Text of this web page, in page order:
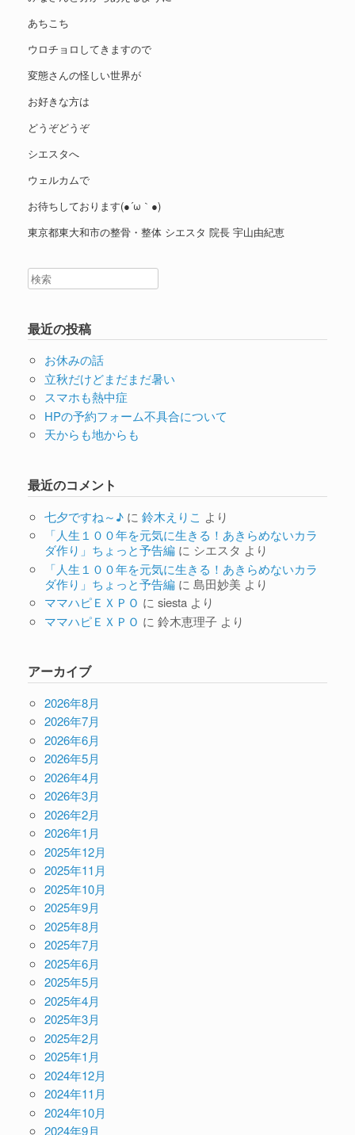
あちこち
ウロチョロしてきますので
変態さんの怪しい世界が
お好きな方は
どうぞどうぞ
シエスタへ
ウェルカムで
お待ちしております(●´ω｀●)
東京都東大和市の整骨・整体 シエスタ 院長 宇山由紀恵
最近の投稿
お休みの話
立秋だけどまだまだ暑い
スマホも熱中症
HPの予約フォーム不具合について
天からも地からも
最近のコメント
七夕ですね～♪に 鈴木えりこ より
「人生１００年を元気に生きる！あきらめないカラ
ダ作り」ちょっと予告編に シエスタ より
「人生１００年を元気に生きる！あきらめないカラ
ダ作り」ちょっと予告編に 島田妙美 より
ママハピＥＸＰＯ に siestaより
ママハピＥＸＰＯ に 鈴木恵理子より
アーカイブ
2026年8月
2026年7月
2026年6月
2026年5月
2026年4月
2026年3月
2026年2月
2026年1月
2025年12月
2025年11月
2025年10月
2025年9月
2025年8月
2025年7月
2025年6月
2025年5月
2025年4月
2025年3月
2025年2月
2025年1月
2024年12月
2024年11月
2024年10月
2024年9月